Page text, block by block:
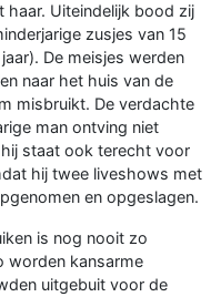
Uiteindelijk bood zij
zusjes van 15
De meisjes werden
naar het huis van de
misbruikt. De verdachte
man ontving niet
staat ook terecht voor
hij twee liveshows met
en opgeslagen.
is nog nooit zo
worden kansarme
uitgebuit voor de